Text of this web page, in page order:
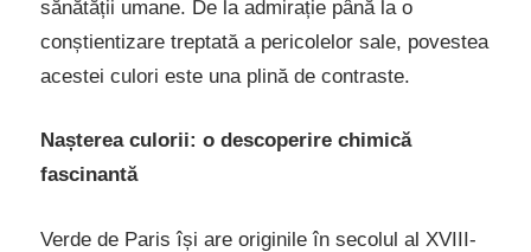
sănătății umane. De la admirație până la o
conștientizare treptată a pericolelor sale, povestea
acestei culori este una plină de contraste.
Nașterea culorii: o descoperire chimică
fascinantă
Verde de Paris își are originile în secolul al XVIII-